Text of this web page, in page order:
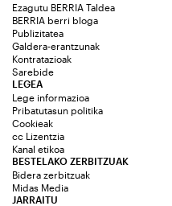
Ezagutu BERRIA Taldea
BERRIA berri bloga
Publizitatea
Galdera-erantzunak
Kontratazioak
Sarebide
JARRAITU
LEGEA
Lege informazioa
Pribatutasun politika
Cookieak
cc Lizentzia
Kanal etikoa
BESTELAKO ZERBITZUAK
Bidera zerbitzuak
Midas Media